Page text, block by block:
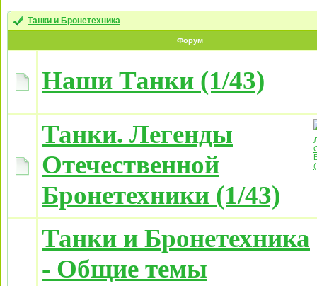
Танки и Бронетехника
Форум
Наши Танки (1/43)
Танки. Легенды
Отечественной
Бронетехники (1/43)
Танки и Бронетехника
- Общие темы